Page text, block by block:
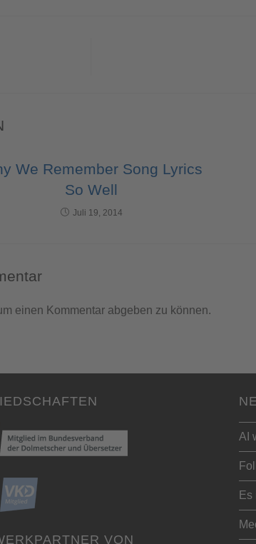
We Remember Song Lyrics
So Well
Juli 19, 2014
einen Kommentar abgeben zu können.
VON
AI